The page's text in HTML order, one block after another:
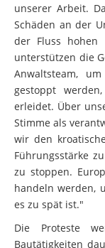
unserer Arbeit.
Schäden an der
der Fluss hohen
unterstützen die
Anwaltsteam,
gestoppt
erleidet. Über
Stimme als
wir den
Führungsstärke
zu stoppen.
handeln werden,
es zu spät ist."
Die Proteste
Bautätigkeiten